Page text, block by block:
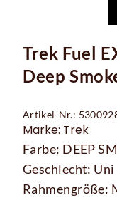
Trek Fuel
Deep
Artikel-Nr.:
Marke: Trek
Farbe: DEEP
Geschlecht: Uni
Rahmengröße: